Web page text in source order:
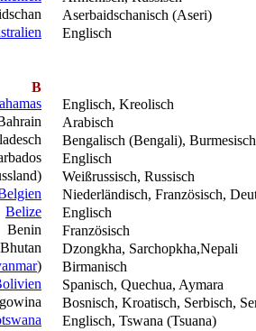
Aserbaidschanisch (Aseri)
Englisch
B
Englisch, Kreolisch
Arabisch
Bengalisch (Bengali), Burmesisch
Englisch
Weißrussisch, Russisch
Niederländisch, Französisch,
Belize
Englisch
Benin
Französisch
Bhutan
Dzongkha, Sarchopkha,Nepali
)
Birmanisch
Spanisch, Quechua, Aymara
Bosnisch, Kroatisch, Serbisch,
Englisch, Tswana (Tsuana)